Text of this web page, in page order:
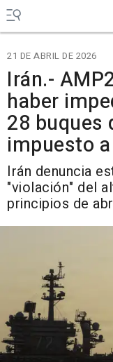
21 DE ABRIL DE 2026
Irán.-
haber
28 buques
impuesto
Irán denuncia
"violación" del
principios de